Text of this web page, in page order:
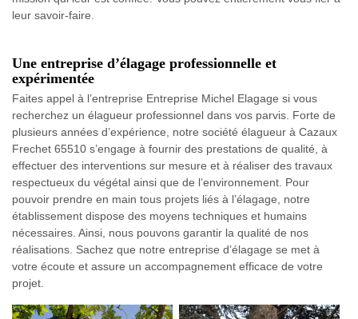
leur savoir-faire.
Une entreprise d’élagage professionnelle et
expérimentée
Faites appel à l’entreprise Entreprise Michel Elagage si vous
recherchez un élagueur professionnel dans vos parvis. Forte de
plusieurs années d’expérience, notre société élagueur à Cazaux
Frechet 65510 s’engage à fournir des prestations de qualité, à
effectuer des interventions sur mesure et à réaliser des travaux
respectueux du végétal ainsi que de l’environnement. Pour
pouvoir prendre en main tous projets liés à l’élagage, notre
établissement dispose des moyens techniques et humains
nécessaires. Ainsi, nous pouvons garantir la qualité de nos
réalisations. Sachez que notre entreprise d’élagage se met à
votre écoute et assure un accompagnement efficace de votre
projet.